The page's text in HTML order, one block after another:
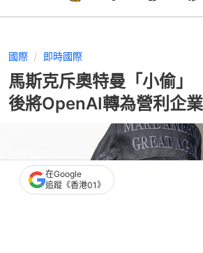
國際 即時國際
馬斯克斥奧特曼「小偷
後將OpenAI轉為營利企業
在Google
追蹤《香港01》